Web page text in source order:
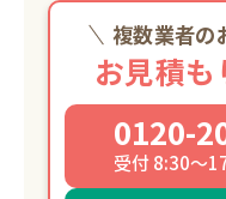
複数業者の
お見積
0120-
受付 8:30～